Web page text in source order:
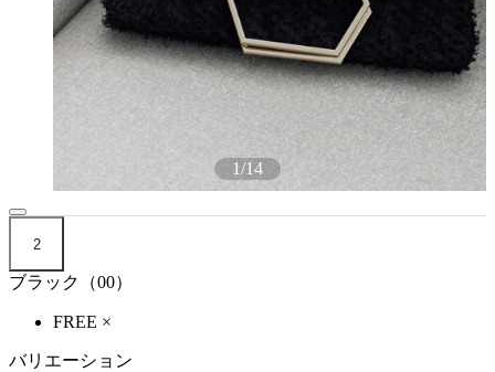
1/14
2
ブラック（00）
FREE ×
バリエーション